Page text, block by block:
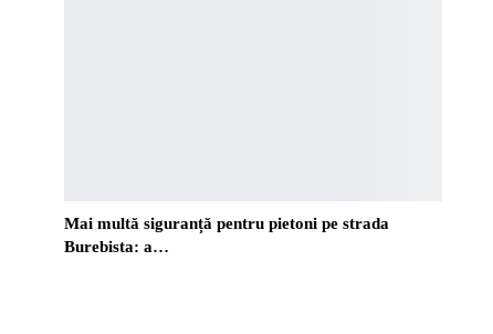
Mai multă siguranță pentru pietoni pe strada
Burebista: a…